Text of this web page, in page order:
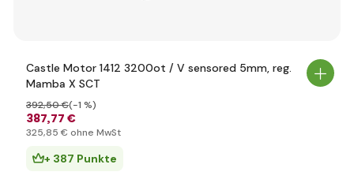
Castle Motor 1412 3200ot / V sensored 5mm, reg.
Mamba X SCT
387,77 €
392,50 €(-1 %)
325,85 € ohne MwSt
+ 387 Punkte